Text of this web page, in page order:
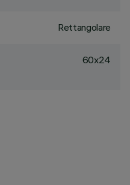
Rettangolare
60x24